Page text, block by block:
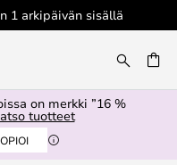
1 arkipäivän sisällä
on merkki ”16 %
tuotteet